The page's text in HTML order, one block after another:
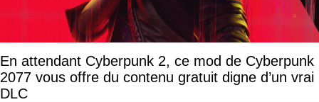
En attendant Cyberpunk 2, ce mod de Cyberpunk
2077 vous offre du contenu gratuit digne d’un vrai
DLC